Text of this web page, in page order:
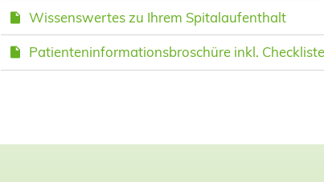
Wissenswertes zu Ihrem Spitalaufenthalt
Patienteninformationsbroschüre inkl.